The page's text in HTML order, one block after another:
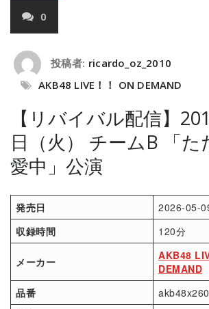
0
投稿者: ricardo_oz_2010
AKB48 LIVE！！ ON DEMAND
【リバイバル配信】
日（火） チームB 「
愛中」公演
発売日
2026-05-
収録時間
120分
メーカー
AKB48
DEMAND
品番